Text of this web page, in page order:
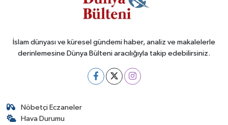
İslam dünyası ve küresel gündemi haber, analiz ve makalelerle
derinlemesine Dünya Bülteni aracılığıyla takip edebilirsiniz.
Nöbetçi Eczaneler
Hava Durumu